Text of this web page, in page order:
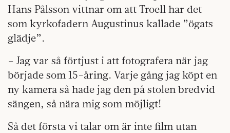
Hans Pålsson vittnar om att Troell har det
som kyrkofadern Augustinus kallade ”ögats
glädje”.
– Jag var så förtjust i att fotografera när jag
började som 15-åring. Varje gång jag köpt en
ny kamera så hade jag den på stolen bredvid
sängen, så nära mig som möjligt!
Så det första vi talar om är inte film utan